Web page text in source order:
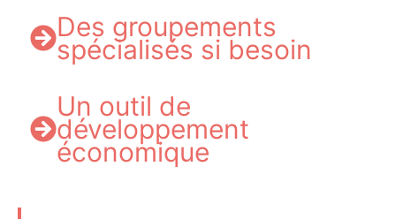
Des groupements
spécialisés si besoin
Un outil de
développement
économique